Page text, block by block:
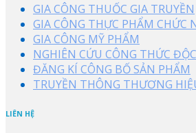
GIA CÔNG THUỐC GIA TRUYỀN
GIA CÔNG THỰC PHẨM CHỨC
GIA CÔNG MỸ PHẨM
NGHIÊN CỨU CÔNG THỨC
ĐĂNG KÍ CÔNG BỐ SẢN PHẨM
TRUYỀN THÔNG THƯƠNG
LIÊN HỆ